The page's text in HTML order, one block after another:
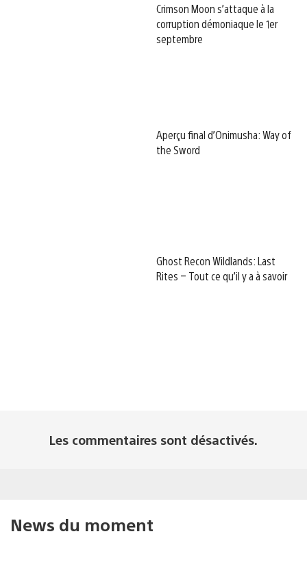
Crimson Moon s’attaque à la
corruption démoniaque le 1er
septembre
Aperçu final d’Onimusha: Way of
the Sword
Ghost Recon Wildlands: Last
Rites – Tout ce qu’il y a à savoir
Les commentaires sont désactivés.
News du moment